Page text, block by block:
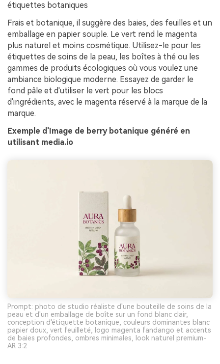
étiquettes botaniques
Frais et botanique, il suggère des baies, des feuilles et un
emballage en papier souple. Le vert rend le magenta
plus naturel et moins cosmétique. Utilisez-le pour les
étiquettes de soins de la peau, les boîtes à thé ou les
gammes de produits écologiques où vous voulez une
ambiance biologique moderne. Essayez de garder le
fond pâle et d'utiliser le vert pour les blocs
d'ingrédients, avec le magenta réservé à la marque de la
marque.
Exemple d'Image de berry botanique généré en
utilisant media.io
Prompt: photo de studio réaliste d'une bouteille de soins de la
peau et d'un emballage de boîte sur un fond blanc clair,
conception d'étiquette botanique, couleurs dominantes blanc
papier doux, vert feuilleté, logo magenta fandango et accents
de baies profondes, ombres minimales, look naturel premium-
AR 3:2